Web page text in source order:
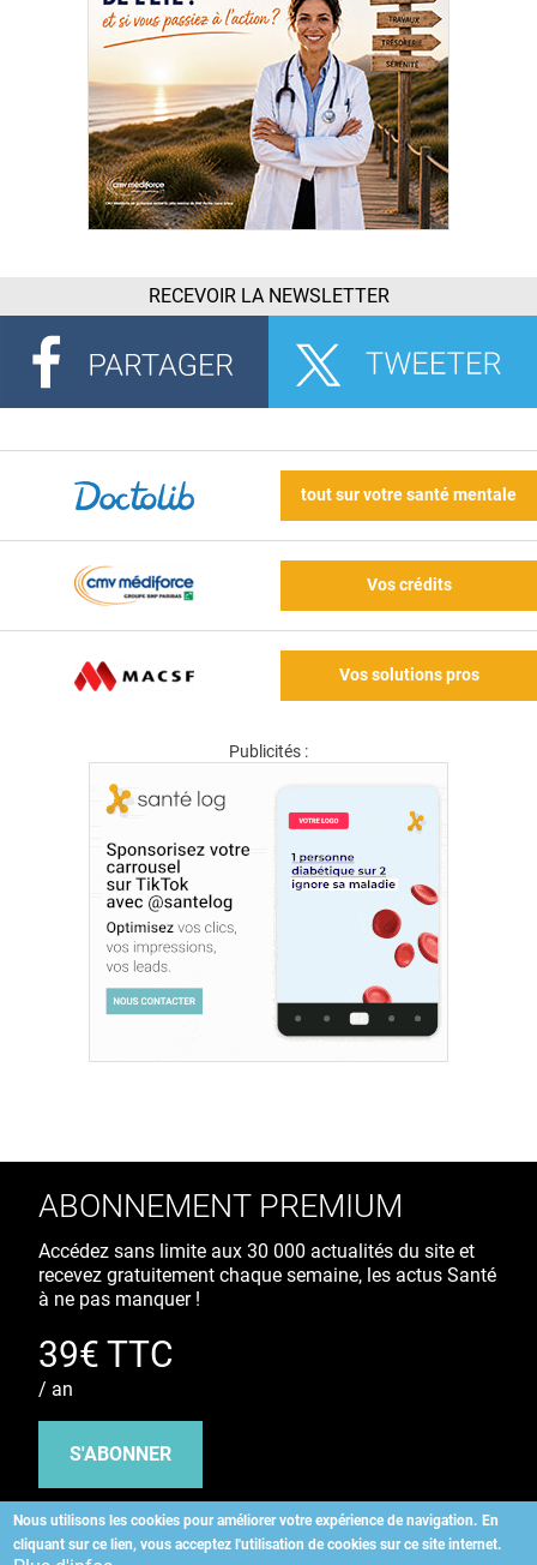
RECEVOIR LA NEWSLETTER
tout sur votre santé mentale
Vos crédits
Vos solutions pros
Publicités :
Nous utilisons les cookies pour améliorer votre expérience de navigation. En
cliquant sur ce lien, vous acceptez l'utilisation de cookies sur ce site internet.
ABONNEMENT PREMIUM
Accédez sans limite aux 30 000 actualités du site et
recevez gratuitement chaque semaine, les actus Santé
à ne pas manquer !
39€ TTC
/ an
S'ABONNER
Copyright©2026 ALLIEDHEALTH